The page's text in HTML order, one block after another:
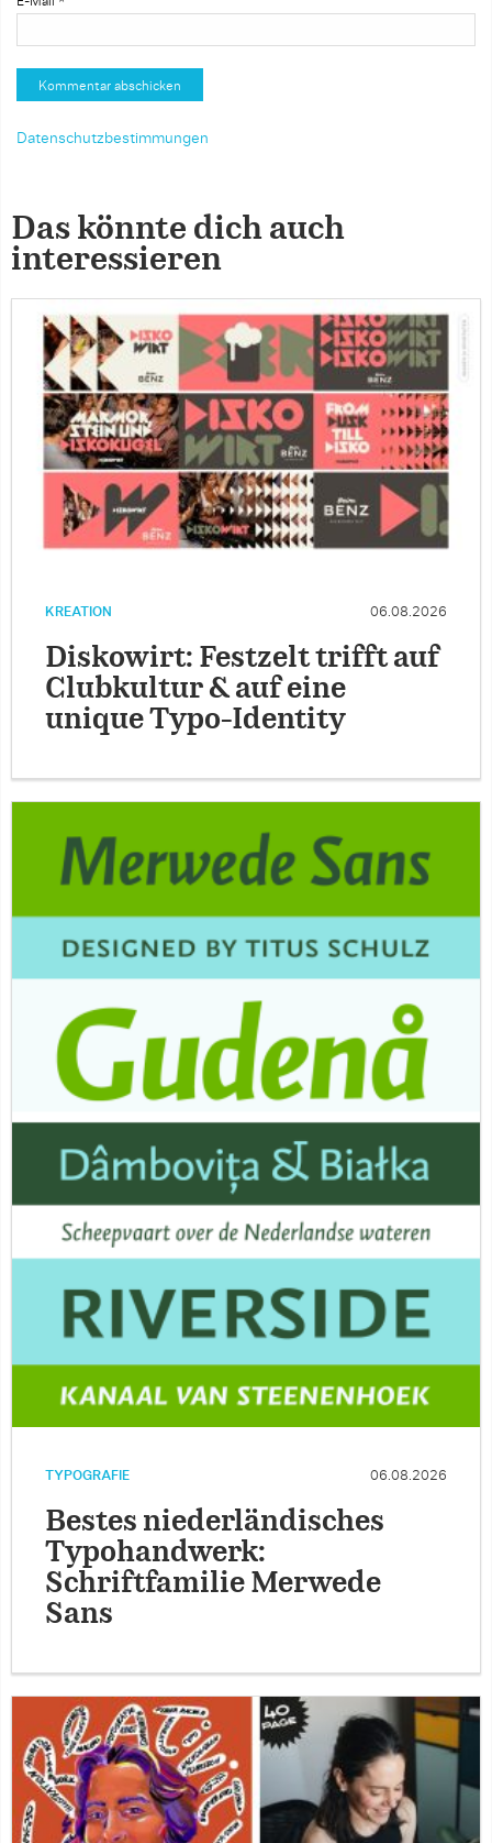
Datenschutzbestimmungen
Das könnte dich auch
interessieren
KREATION 06.08.2026
Diskowirt: Festzelt trifft auf
Clubkultur & auf eine
unique Typo-Identity
TYPOGRAFIE 06.08.2026
Bestes niederländisches
Typohandwerk:
Schriftfamilie Merwede
Sans